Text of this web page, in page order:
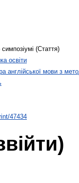
(Стаття)
освіти
англійської мови з
47434